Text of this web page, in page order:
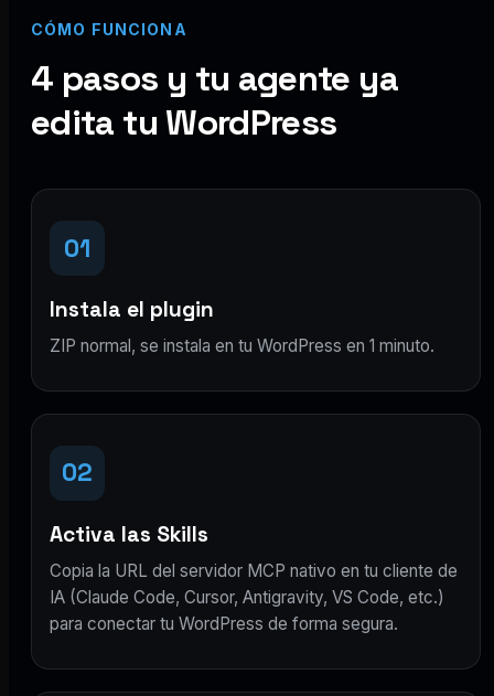
CÓMO FUNCIONA
4 pasos y tu agente ya
edita tu WordPress
01
Instala el plugin
ZIP normal, se instala en tu WordPress en 1 minuto.
02
Activa las Skills
Copia la URL del servidor MCP nativo en tu cliente de
IA (Claude Code, Cursor, Antigravity, VS Code, etc.)
para conectar tu WordPress de forma segura.